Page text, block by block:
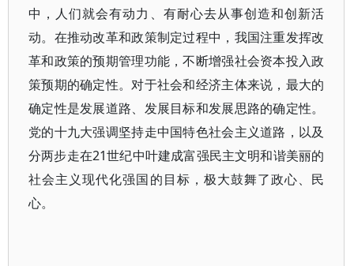
中，人们就会有动力、有耐心去从事创造和创新活
动。在推动改革和政策制定过程中，我国注重发挥改
革和政策的预期管理功能，不断增强社会资本投入政
策预期的确定性。对于社会和经济主体来说，最大的
确定性是发展道路、发展目标和发展思路的确定性。
党的十九大强调坚持走中国特色社会主义道路，以及
分两步走在21世纪中叶建成富强民主文明和谐美丽的
社会主义现代化强国的目标，极大鼓舞了政心、民
心。